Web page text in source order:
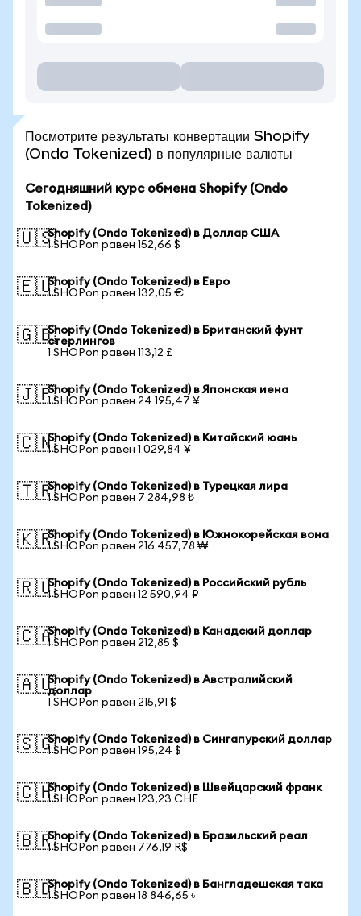
Посмотрите результаты конвертации Shopify
(Ondo Tokenized) в популярные валюты
Сегодняшний курс обмена Shopify (Ondo
Tokenized)
🇺🇸Shopify (Ondo Tokenized) в Доллар США
1 SHOPon равен 152,66 $
🇪🇺Shopify (Ondo Tokenized) в Евро
1 SHOPon равен 132,05 €
🇬🇧Shopify (Ondo Tokenized) в Британский фунт
стерлингов
1 SHOPon равен 113,12 £
🇯🇵Shopify (Ondo Tokenized) в Японская иена
1 SHOPon равен 24 195,47 ¥
🇨🇳Shopify (Ondo Tokenized) в Китайский юань
1 SHOPon равен 1 029,84 ¥
🇹🇷Shopify (Ondo Tokenized) в Турецкая лира
1 SHOPon равен 7 284,98 ₺
🇰🇷Shopify (Ondo Tokenized) в Южнокорейская вона
1 SHOPon равен 216 457,78 ₩
🇷🇺Shopify (Ondo Tokenized) в Российский рубль
1 SHOPon равен 12 590,94 ₽
🇨🇦Shopify (Ondo Tokenized) в Канадский доллар
1 SHOPon равен 212,85 $
🇦🇺Shopify (Ondo Tokenized) в Австралийский
доллар
1 SHOPon равен 215,91 $
🇸🇬Shopify (Ondo Tokenized) в Сингапурский доллар
1 SHOPon равен 195,24 $
🇨🇭Shopify (Ondo Tokenized) в Швейцарский франк
1 SHOPon равен 123,23 CHF
🇧🇷Shopify (Ondo Tokenized) в Бразильский реал
1 SHOPon равен 776,19 R$
🇧🇩Shopify (Ondo Tokenized) в Бангладешская така
1 SHOPon равен 18 846,65 ৳